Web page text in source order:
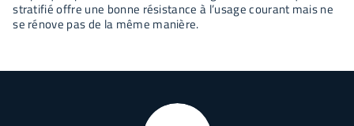
stratifié offre une bonne résistance à l’usage courant mais ne
se rénove pas de la même manière.